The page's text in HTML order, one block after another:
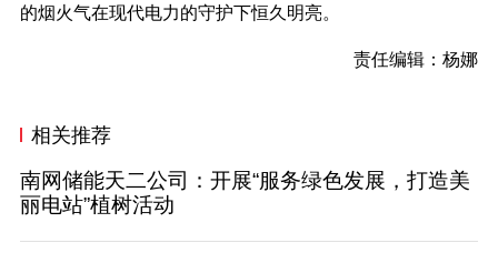
的烟火气在现代电力的守护下恒久明亮。
责任编辑：杨娜
相关推荐
南网储能天二公司：开展“服务绿色发展，打造美
丽电站”植树活动